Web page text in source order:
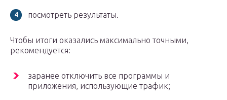
посмотреть результаты.
Чтобы итоги оказались максимально точными,
рекомендуется:
заранее отключить все программы и
приложения, использующие трафик;